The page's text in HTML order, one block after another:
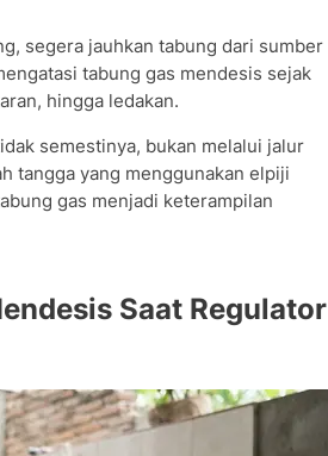
Gas Mendesis
suara mendesis?
dengan sendirinya?
segera jauhkan tabung dari sumber
tabung gas mendesis sejak
hingga ledakan.
semestinya, bukan melalui jalur
tangga yang menggunakan elpiji
gas menjadi keterampilan
Saat Regulator